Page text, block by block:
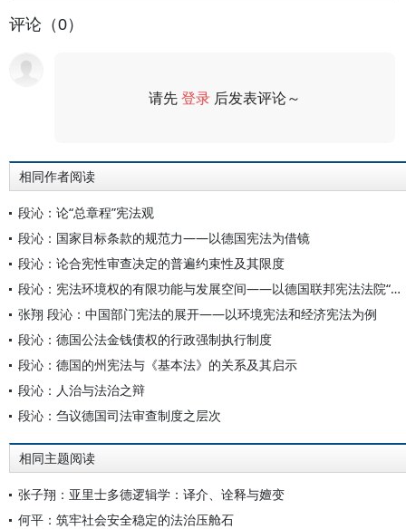
评论（0）
请先登录 后发表评论～
相同作者阅读
段沁：论“总章程”宪法观
段沁：国家目标条款的规范力——以德国宪法为借镜
段沁：论合宪性审查决定的普遍约束性及其限度
段沁：宪法环境权的有限功能与发展空间——以德国联邦宪法法院“气候裁定”为切入点
张翔 段沁：中国部门宪法的展开——以环境宪法和经济宪法为例
段沁：德国公法金钱债权的行政强制执行制度
段沁：德国的州宪法与《基本法》的关系及其启示
段沁：人治与法治之辩
段沁：刍议德国司法审查制度之层次
相同主题阅读
张子翔：亚里士多德逻辑学：译介、诠释与嬗变
何平：筑牢社会安全稳定的法治压舱石